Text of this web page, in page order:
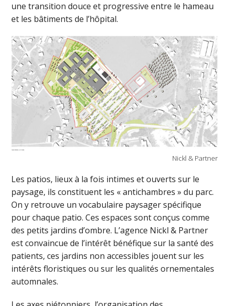
une transition douce et progressive entre le hameau
et les bâtiments de l’hôpital.
Nickl & Partner
Les patios, lieux à la fois intimes et ouverts sur le
paysage, ils constituent les « antichambres » du parc.
On y retrouve un vocabulaire paysager spécifique
pour chaque patio. Ces espaces sont conçus comme
des petits jardins d’ombre. L’agence Nickl & Partner
est convaincue de l’intérêt bénéfique sur la santé des
patients, ces jardins non accessibles jouent sur les
intérêts floristiques ou sur les qualités ornementales
automnales.